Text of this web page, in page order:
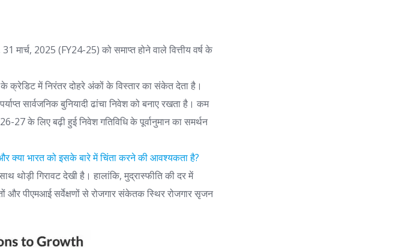
मार्च, 2025 (FY24-25) को समाप्त होने वाले वित्तीय वर्ष के
के क्रेडिट में निरंतर दोहरे अंकों के विस्तार का संकेत देता है।
सार्वजनिक बुनियादी ढांचा निवेश को बनाए रखता है। कम
के लिए बढ़ी हुई निवेश गतिविधि के पूर्वानुमान का समर्थन
क्या भारत को इसके बारे में चिंता करने की आवश्यकता है?
थोड़ी गिरावट देखी है। हालांकि, मुद्रास्फीति की दर में
और पीएमआई सर्वेक्षणों से रोजगार संकेतक स्थिर रोजगार सृजन